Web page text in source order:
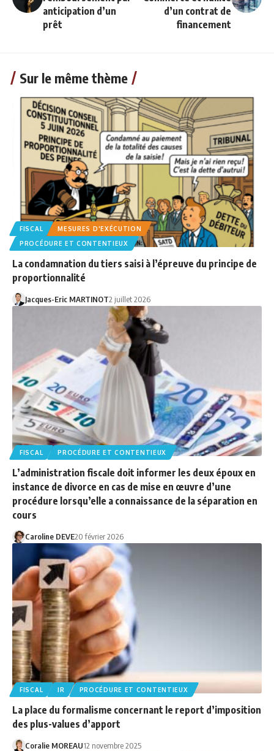
anticipation d’un
prêt
d’un contrat de
financement
Sur le même thème
FISCAL
MESURES D'EXÉCUTION
PROCÉDURE ET CONTENTIEUX
La condamnation du tiers saisi à l’épreuve du principe de
proportionnalité
Jacques-Eric MARTINOT2 juillet 2026
FISCAL PROCÉDURE ET CONTENTIEUX
L’administration fiscale doit informer les deux époux en
instance de divorce en cas de mise en œuvre d’une
procédure lorsqu’elle a connaissance de la séparation en
cours
Caroline DEVE20 février 2026
FISCAL IR PROCÉDURE ET CONTENTIEUX
La place du formalisme concernant le report d’imposition
des plus-values d’apport
Coralie MOREAU12 novembre 2025